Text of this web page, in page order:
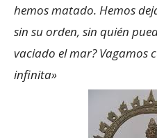
hemos matado. Hemos
sin su orden, sin quién
vaciado el mar? Vagamos
infinita»